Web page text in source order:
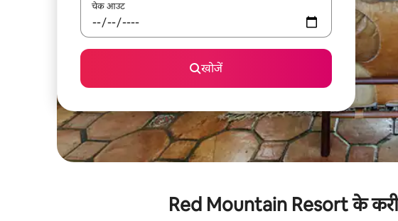
चेक आउट
खोजें
Red Mountain Resort के